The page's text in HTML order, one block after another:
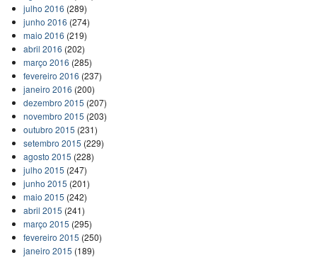
julho 2016 (289)
junho 2016 (274)
maio 2016 (219)
abril 2016 (202)
março 2016 (285)
fevereiro 2016 (237)
janeiro 2016 (200)
dezembro 2015 (207)
novembro 2015 (203)
outubro 2015 (231)
setembro 2015 (229)
agosto 2015 (228)
julho 2015 (247)
junho 2015 (201)
maio 2015 (242)
abril 2015 (241)
março 2015 (295)
fevereiro 2015 (250)
janeiro 2015 (189)